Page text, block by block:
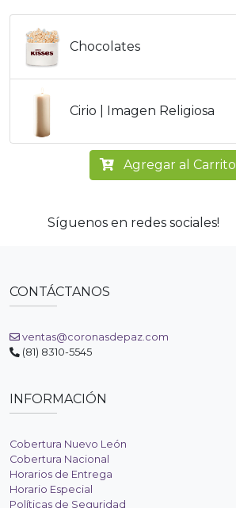
Chocolates
Cirio | Imagen Religiosa
Agregar al Carrito
Síguenos en redes sociales!
CONTÁCTANOS
ventas@coronasdepaz.com
(81) 8310-5545
INFORMACIÓN
Cobertura Nuevo León
Cobertura Nacional
Horarios de Entrega
Horario Especial
Políticas de Seguridad